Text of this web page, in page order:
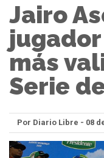
Jairo
más
Serie
Por Diario Libre - 08